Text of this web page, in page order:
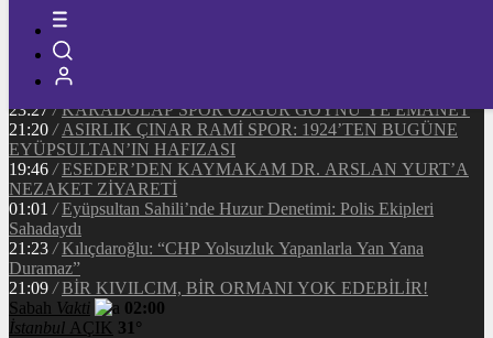
/ MHP EYÜPSULTAN TEŞKİLATI’NIN ACI GÜNÜ
13:33
/ BAŞKAN DR. MİTHAT BÜLENT ÖZMEN’DEN
KAMUOYUNA AÇIKLAMA
Makyaj Sanatçısı Uzay Damla Yıldız, Uluslararası
Başarılarıyla Türkiye’yi Temsil Ediyor
23:27 / KARADOLAP SPOR ÖZGÜR GÖYNÜ’YE EMANET
21:20 / ASIRLIK ÇINAR RAMİ SPOR: 1924’TEN BUGÜNE
EYÜPSULTAN’IN HAFIZASI
19:46 / ESEDER’DEN KAYMAKAM DR. ARSLAN YURT’A
NEZAKET ZİYARETİ
01:01 / Eyüpsultan Sahili’nde Huzur Denetimi: Polis Ekipleri
Sahadaydı
21:23 / Kılıçdaroğlu: “CHP Yolsuzluk Yapanlarla Yan Yana
Duramaz”
21:09 / BİR KIVILCIM, BİR ORMANI YOK EDEBİLİR!
Sabah Vakti
02:00
İstanbul AÇIK 31°